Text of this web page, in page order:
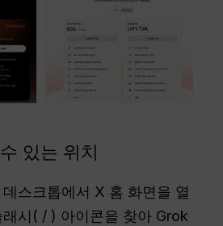
있는 위치
데스크톱에서 X 홈 화면을 열
래시( / ) 아이콘을 찾아 Grok